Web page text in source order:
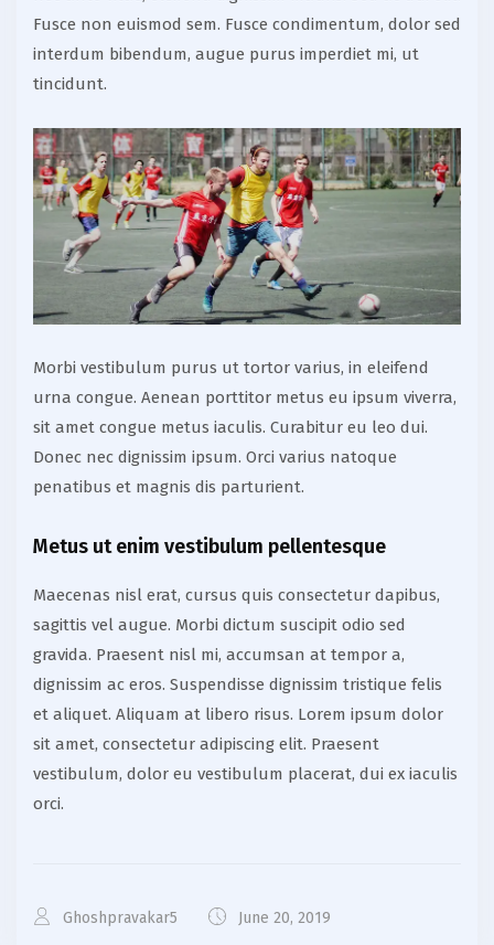
Fusce non euismod sem. Fusce condimentum, dolor sed
interdum bibendum, augue purus imperdiet mi, ut
tincidunt.
Morbi vestibulum purus ut tortor varius, in eleifend
urna congue. Aenean porttitor metus eu ipsum viverra,
sit amet congue metus iaculis. Curabitur eu leo dui.
Donec nec dignissim ipsum. Orci varius natoque
penatibus et magnis dis parturient.
Metus ut enim vestibulum pellentesque
Maecenas nisl erat, cursus quis consectetur dapibus,
sagittis vel augue. Morbi dictum suscipit odio sed
gravida. Praesent nisl mi, accumsan at tempor a,
dignissim ac eros. Suspendisse dignissim tristique felis
et aliquet. Aliquam at libero risus. Lorem ipsum dolor
sit amet, consectetur adipiscing elit. Praesent
vestibulum, dolor eu vestibulum placerat, dui ex iaculis
orci.
Ghoshpravakar5 June 20, 2019